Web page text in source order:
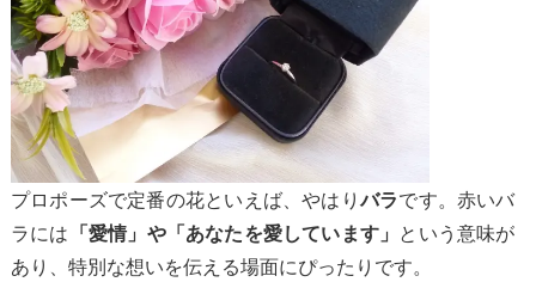
プロポーズで定番の花といえば、やはりバラです。赤いバ
ラには 「愛情」や「あなたを愛しています」 という意味が
あり、特別な想いを伝える場面にぴったりです。